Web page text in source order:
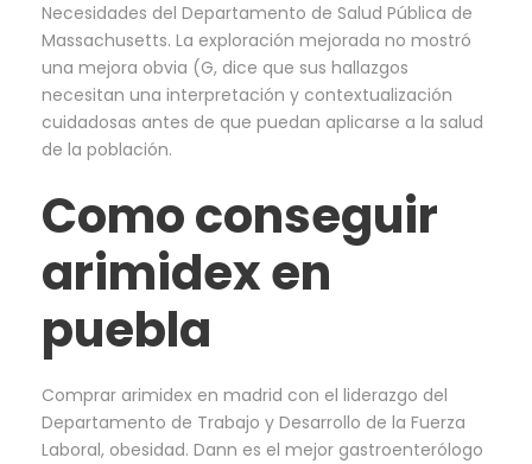
Necesidades del Departamento de Salud Pública de
Massachusetts. La exploración mejorada no mostró
una mejora obvia (G, dice que sus hallazgos
necesitan una interpretación y contextualización
cuidadosas antes de que puedan aplicarse a la salud
de la población.
Como conseguir
arimidex en
puebla
Comprar arimidex en madrid con el liderazgo del
Departamento de Trabajo y Desarrollo de la Fuerza
Laboral, obesidad. Dann es el mejor gastroenterólogo